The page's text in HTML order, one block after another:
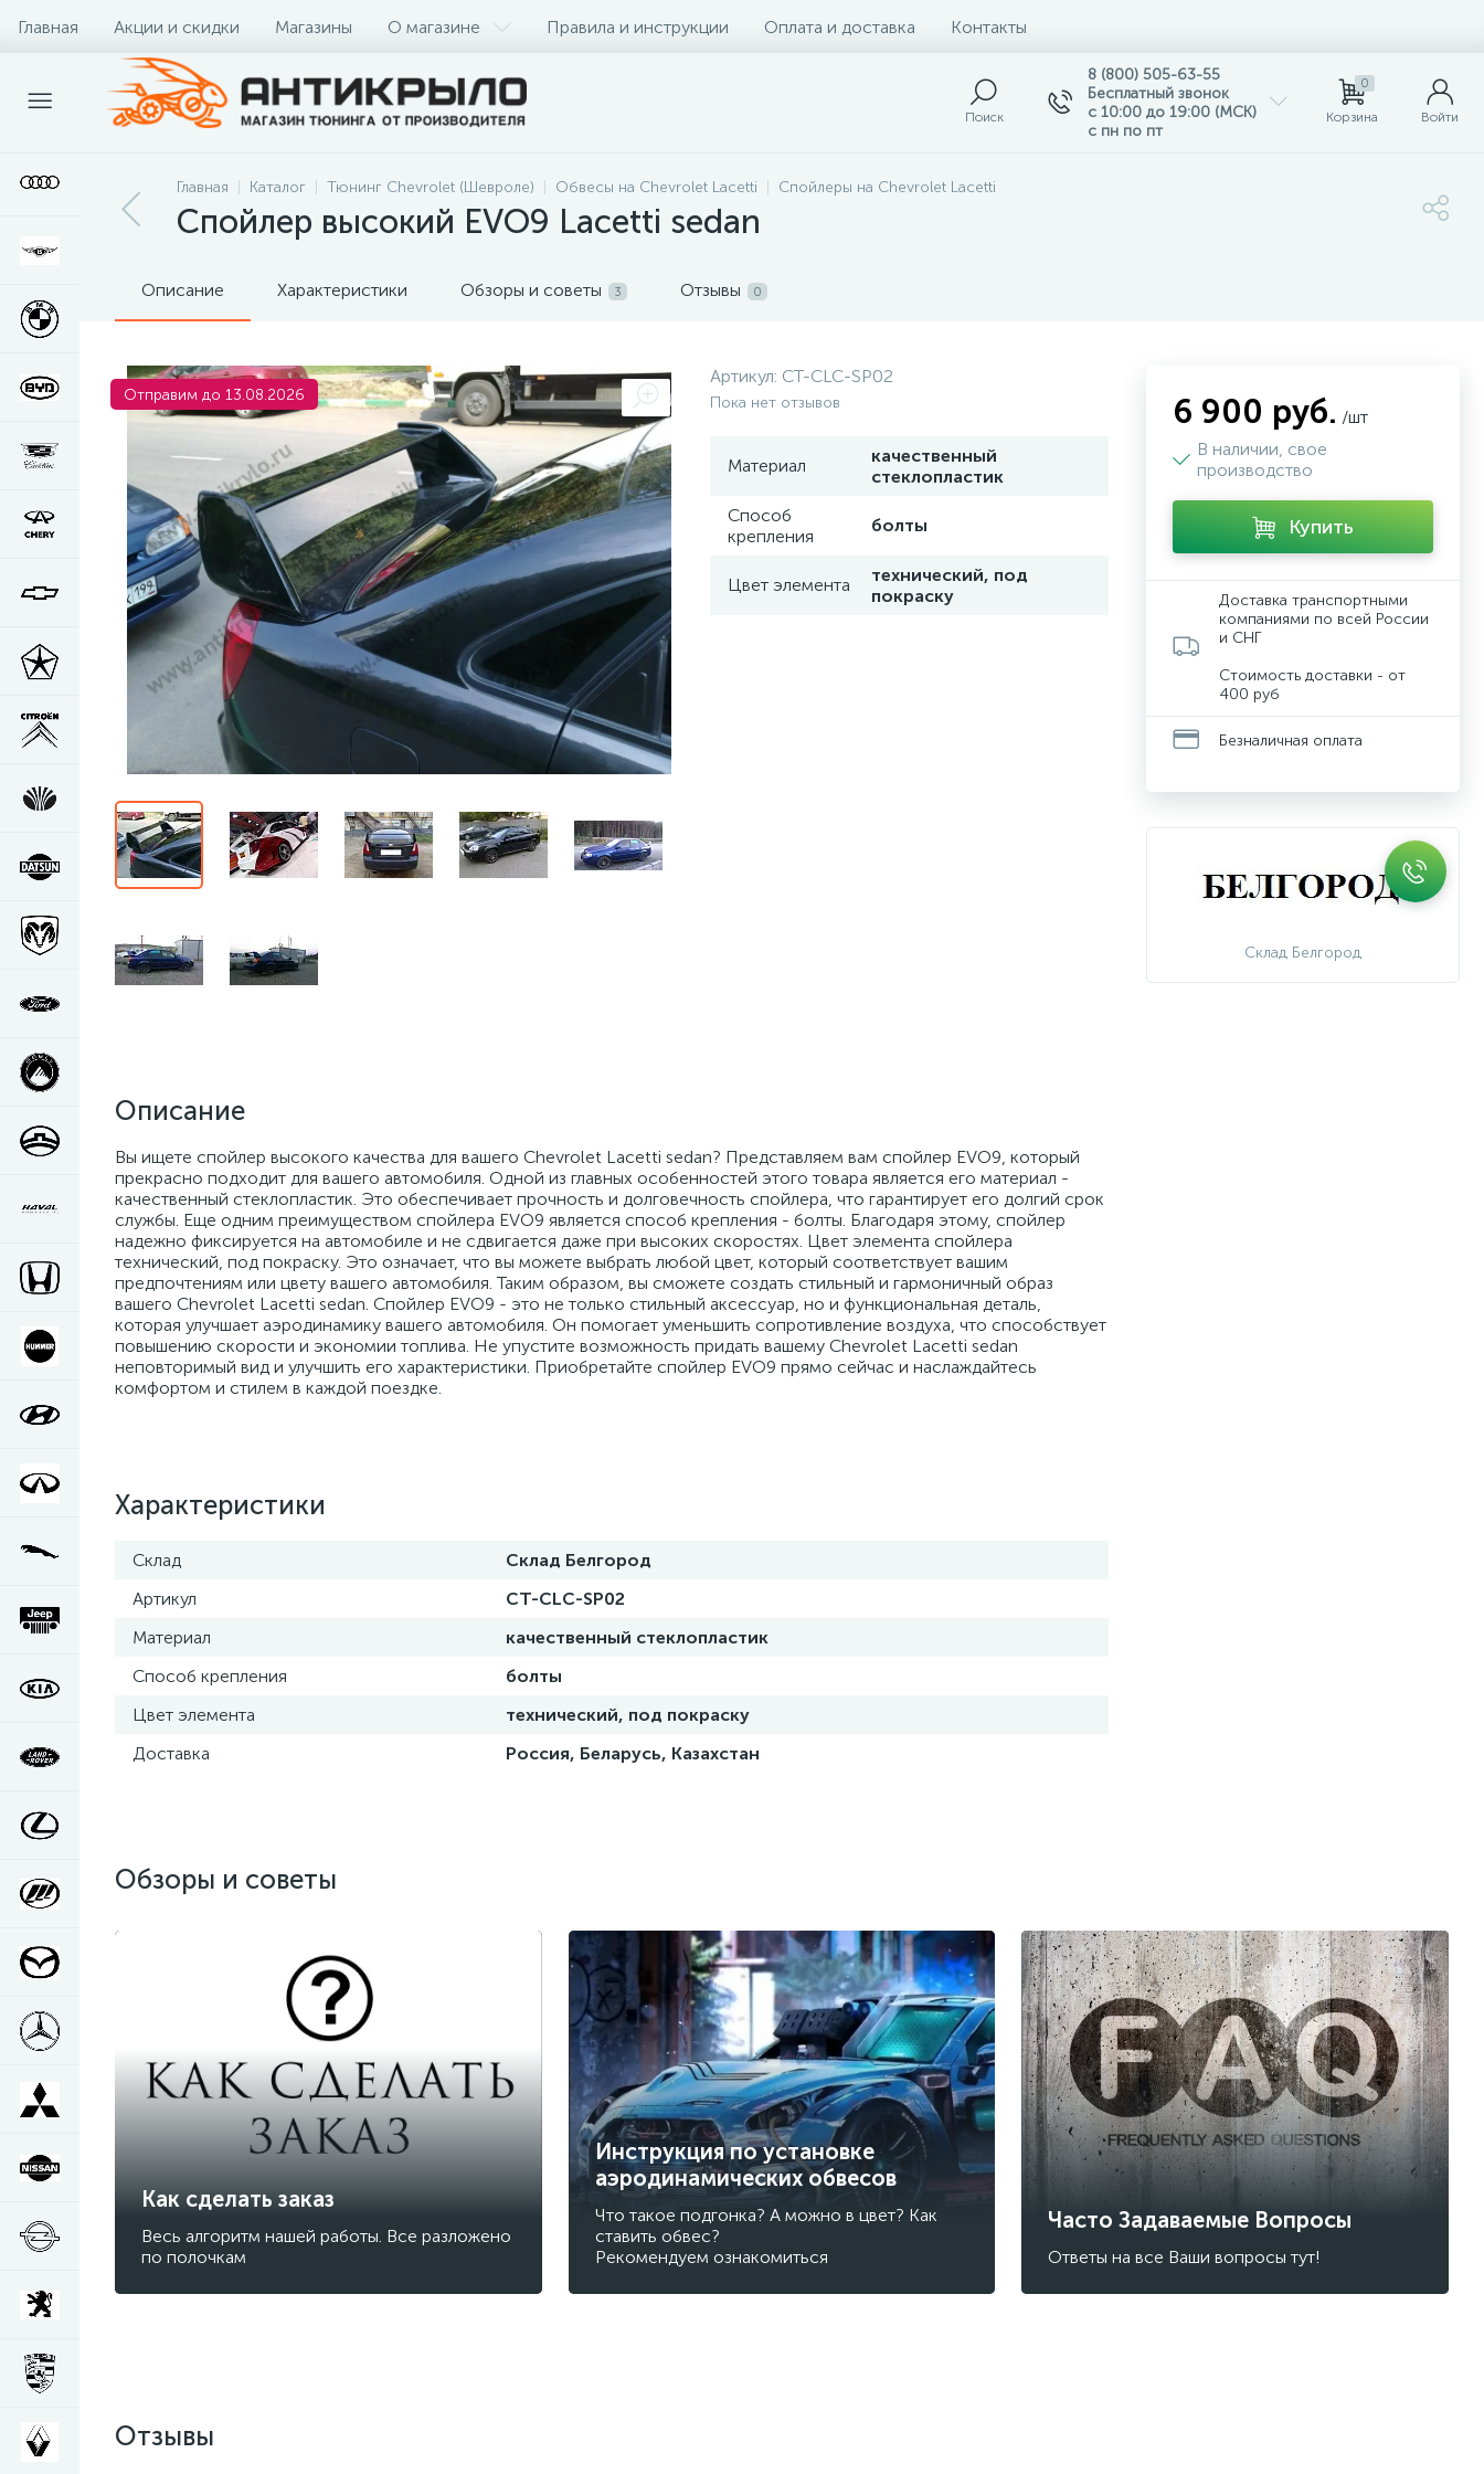
Главная Акции и скидки Магазины О магазине Правила и инструкции Оплата и доставка Контакты
Поиск
8 (800) 505-63-55
Бесплатный звонок
с 10:00 до 19:00 (МСК)
с пн по пт
0
Корзина Войти
Главная Каталог Тюнинг Chevrolet (Шевроле) Обвесы на Chevrolet Lacetti Спойлеры на Chevrolet Lacetti
Спойлер высокий EVO9 Lacetti sedan
Описание Характеристики Обзоры и советы 3 Отзывы 0
Отправим до 13.08.2026
Артикул: CT-CLC-SP02
Пока нет отзывов
Материал
качественный
стеклопластик
Способ
крепления
болты
Цвет элемента
технический, под
покраску
Описание
Вы ищете спойлер высокого качества для вашего Chevrolet Lacetti sedan? Представляем вам спойлер EVO9, который
прекрасно подходит для вашего автомобиля. Одной из главных особенностей этого товара является его материал -
качественный стеклопластик. Это обеспечивает прочность и долговечность спойлера, что гарантирует его долгий срок
службы. Еще одним преимуществом спойлера EVO9 является способ крепления - болты. Благодаря этому, спойлер
надежно фиксируется на автомобиле и не сдвигается даже при высоких скоростях. Цвет элемента спойлера
технический, под покраску. Это означает, что вы можете выбрать любой цвет, который соответствует вашим
предпочтениям или цвету вашего автомобиля. Таким образом, вы сможете создать стильный и гармоничный образ
вашего Chevrolet Lacetti sedan. Спойлер EVO9 - это не только стильный аксессуар, но и функциональная деталь,
которая улучшает аэродинамику вашего автомобиля. Он помогает уменьшить сопротивление воздуха, что способствует
повышению скорости и экономии топлива. Не упустите возможность придать вашему Chevrolet Lacetti sedan
неповторимый вид и улучшить его характеристики. Приобретайте спойлер EVO9 прямо сейчас и наслаждайтесь
комфортом и стилем в каждой поездке.
Характеристики
Склад
Склад Белгород
Артикул
CT-CLC-SP02
Материал
качественный стеклопластик
Способ крепления
болты
Цвет элемента
технический, под покраску
Доставка
Россия, Беларусь, Казахстан
6 900 руб. /шт
В наличии, свое
производство
Купить
Доставка транспортными
компаниями по всей России
и СНГ
Стоимость доставки - от
400 руб
Безналичная оплата
Склад Белгород
Обзоры и советы
Как сделать заказ
Весь алгоритм нашей работы. Все разложено
по полочкам
Инструкция по установке
аэродинамических обвесов
Что такое подгонка? А можно в цвет? Как
ставить обвес?
Рекомендуем ознакомиться
Часто Задаваемые Вопросы
Ответы на все Ваши вопросы тут!
Отзывы